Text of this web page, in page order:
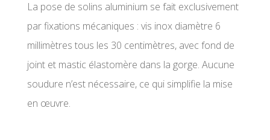
La pose de solins aluminium se fait exclusivement
par fixations mécaniques : vis inox diamètre 6
millimètres tous les 30 centimètres, avec fond de
joint et mastic élastomère dans la gorge. Aucune
soudure n’est nécessaire, ce qui simplifie la mise
en œuvre.